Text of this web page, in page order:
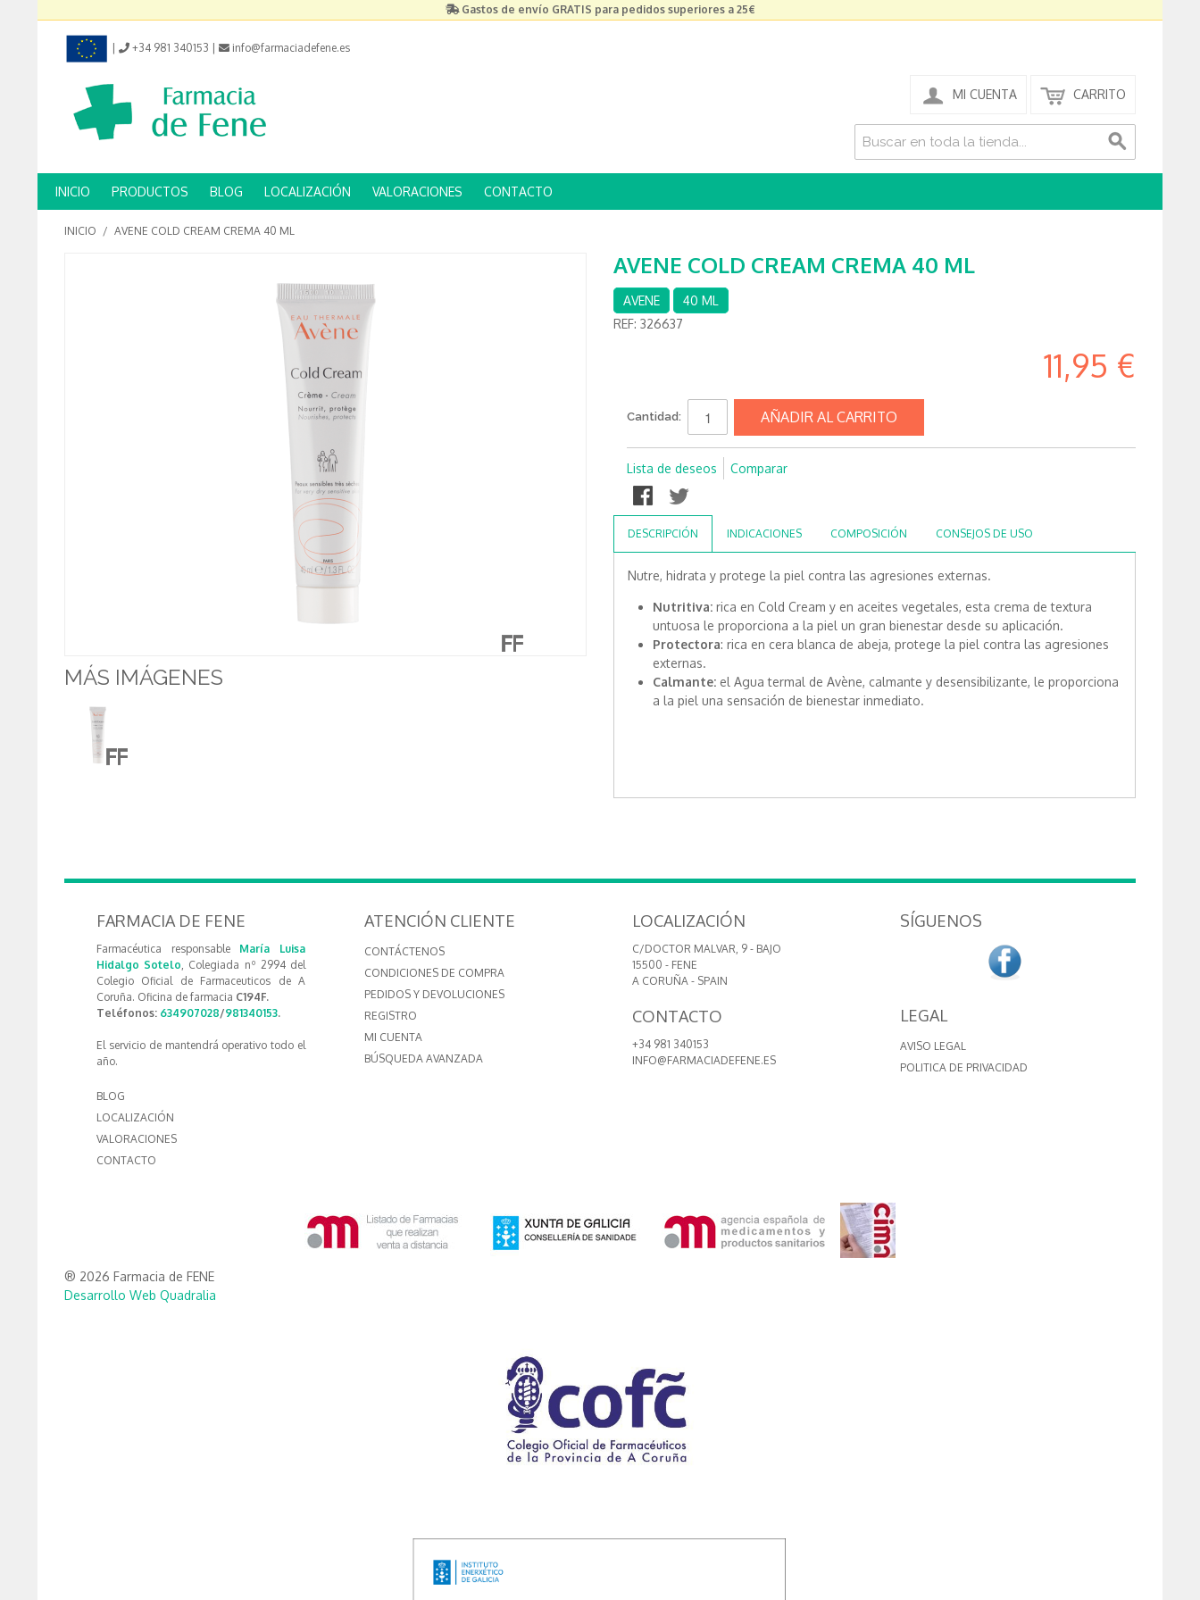
Gastos de envío GRATIS para pedidos superiores a 25€
+34 981 340153 info@farmaciadefene.es
MI CUENTA CARRITO
INICIO PRODUCTOS BLOG LOCALIZACIÓN VALORACIONES CONTACTO
INICIO / AVENE COLD CREAM CREMA 40 ML
MÁS IMÁGENES
AVENE COLD CREAM CREMA 40 ML
AVENE
40 ML
REF: 326637
11,95 €
Cantidad: AÑADIR AL CARRITO
Lista de deseos Comparar
DESCRIPCIÓN INDICACIONES COMPOSICIÓN CONSEJOS DE USO
Nutre, hidrata y protege la piel contra las agresiones externas.
Nutritiva: rica en Cold Cream y en aceites vegetales, esta crema de textura
untuosa le proporciona a la piel un gran bienestar desde su aplicación.
Protectora: rica en cera blanca de abeja, protege la piel contra las agresiones
externas.
Calmante: el Agua termal de Avène, calmante y desensibilizante, le proporciona
a la piel una sensación de bienestar inmediato.
FARMACIA DE FENE
Farmacéutica responsable María Luisa
Hidalgo Sotelo, Colegiada nº 2994 del
Colegio Oficial de Farmaceuticos de A
Coruña. Oficina de farmacia C194F.
Teléfonos: 634907028/981340153.
El servicio de mantendrá operativo todo el
año.
BLOG
LOCALIZACIÓN
VALORACIONES
CONTACTO
ATENCIÓN CLIENTE
CONTÁCTENOS
CONDICIONES DE COMPRA
PEDIDOS Y DEVOLUCIONES
REGISTRO
MI CUENTA
BÚSQUEDA AVANZADA
LOCALIZACIÓN
C/DOCTOR MALVAR, 9 - BAJO
15500 - FENE
A CORUÑA - SPAIN
CONTACTO
+34 981 340153
INFO@FARMACIADEFENE.ES
SÍGUENOS
LEGAL
AVISO LEGAL
POLITICA DE PRIVACIDAD
® 2026 Farmacia de FENE
Desarrollo Web Quadralia